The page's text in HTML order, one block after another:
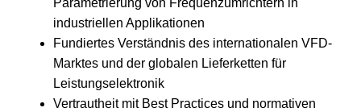
industriellen Applikationen
Fundiertes Verständnis des internationalen VFD-
Marktes und der globalen Lieferketten für
Leistungselektronik
Vertrautheit mit Best Practices und normativen